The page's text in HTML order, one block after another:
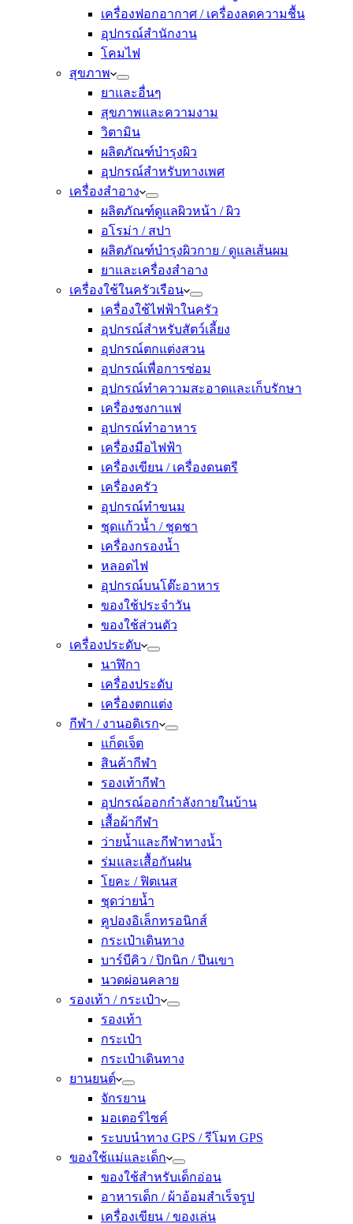
เครื่องฟอกอากาศ / เครื่องลดความชื้น
อุปกรณ์สำนักงาน
โคมไฟ
สุขภาพ
ยาและอื่นๆ
สุขภาพและความงาม
วิตามิน
ผลิตภัณฑ์บำรุงผิว
อุปกรณ์สำหรับทางเพศ
เครื่องสำอาง
ผลิตภัณฑ์ดูแลผิวหน้า / ผิว
อโรม่า / สปา
ผลิตภัณฑ์บำรุงผิวกาย / ดูแลเส้นผม
ยาและเครื่องสำอาง
เครื่องใช้ในครัวเรือน
เครื่องใช้ไฟฟ้าในครัว
อุปกรณ์สำหรับสัตว์เลี้ยง
อุปกรณ์ตกแต่งสวน
อุปกรณ์เพื่อการซ่อม
อุปกรณ์ทำความสะอาดและเก็บรักษา
เครื่องชงกาแฟ
อุปกรณ์ทำอาหาร
เครื่องมือไฟฟ้า
เครื่องเขียน / เครื่องดนตรี
เครื่องครัว
อุปกรณ์ทำขนม
ชุดแก้วน้ำ / ชุดชา
เครื่องกรองน้ำ
หลอดไฟ
อุปกรณ์บนโต๊ะอาหาร
ของใช้ประจำวัน
ของใช้ส่วนตัว
เครื่องประดับ
นาฬิกา
เครื่องประดับ
เครื่องตกแต่ง
กีฬา / งานอดิเรก
แก็ดเจ็ต
สินค้ากีฬา
รองเท้ากีฬา
อุปกรณ์ออกกำลังกายในบ้าน
เสื้อผ้ากีฬา
ว่ายน้ำและกีฬาทางน้ำ
ร่มและเสื้อกันฝน
โยคะ / ฟิตเนส
ชุดว่ายน้ำ
คูปองอิเล็กทรอนิกส์
กระเป๋าเดินทาง
บาร์บีคิว / ปิกนิก / ปีนเขา
นวดผ่อนคลาย
รองเท้า / กระเป๋า
รองเท้า
กระเป๋า
กระเป๋าเดินทาง
ยานยนต์
จักรยาน
มอเตอร์ไซค์
ระบบนำทาง GPS / รีโมท GPS
ของใช้แม่และเด็ก
ของใช้สำหรับเด็กอ่อน
อาหารเด็ก / ผ้าอ้อมสำเร็จรูป
เครื่องเขียน / ของเล่น